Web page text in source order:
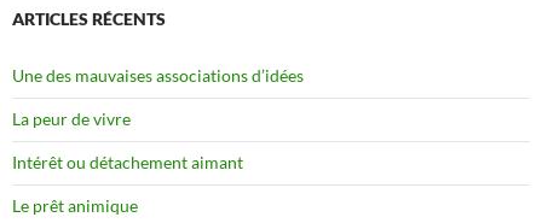
ARTICLES RÉCENTS
Une des mauvaises associations d’idées
La peur de vivre
Intérêt ou détachement aimant
Le prêt animique